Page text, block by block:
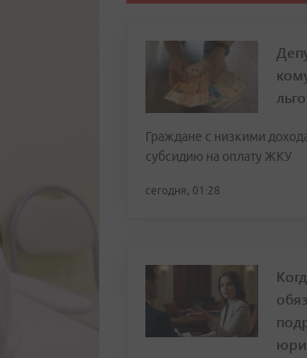
Граждане с низкими
субсидию на оплату ЖКУ
сегодня, 01:28